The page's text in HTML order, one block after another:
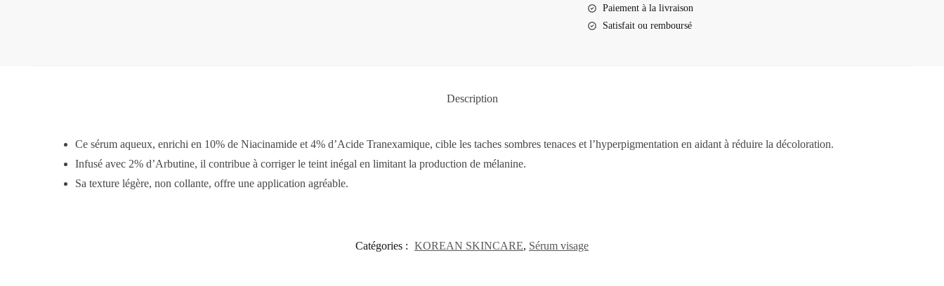
TXA
4%
Paiement à la livraison
Satisfait ou remboursé
Description
Ce sérum aqueux, enrichi en 10% de Niacinamide et 4% d’Acide Tranexamique, cible les taches sombres tenaces et l’hyperpigmentation en aidant à réduire la décoloration.
Infusé avec 2% d’Arbutine, il contribue à corriger le teint inégal en limitant la production de mélanine.
Sa texture légère, non collante, offre une application agréable.
Catégories : KOREAN SKINCARE, Sérum visage